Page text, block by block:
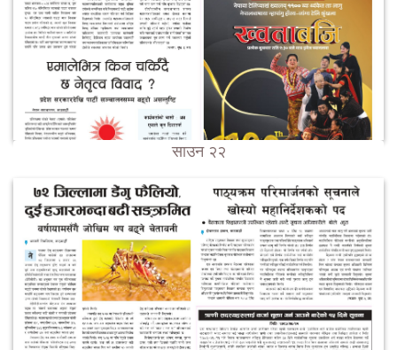
साउन २२